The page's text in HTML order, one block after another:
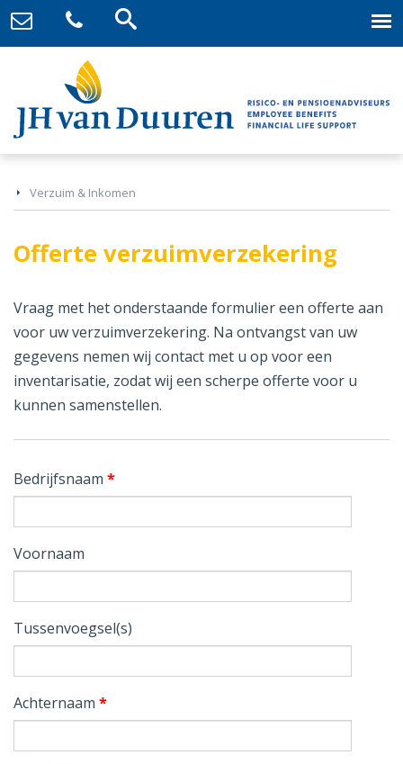
Verzuim & Inkomen
Offerte verzuimverzekering
Vraag met het onderstaande formulier een offerte aan
voor uw verzuimverzekering. Na ontvangst van uw
gegevens nemen wij contact met u op voor een
inventarisatie, zodat wij een scherpe offerte voor u
kunnen samenstellen.
Bedrijfsnaam *
Voornaam
Tussenvoegsel(s)
Achternaam *